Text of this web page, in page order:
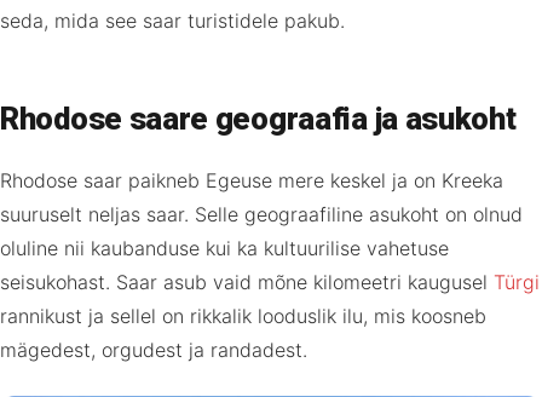
seda, mida see saar turistidele pakub.
Rhodose saare geograafia ja asukoht
Rhodose saar paikneb Egeuse mere keskel ja on Kreeka
suuruselt neljas saar. Selle geograafiline asukoht on olnud
oluline nii kaubanduse kui ka kultuurilise vahetuse
seisukohast. Saar asub vaid mõne kilomeetri kaugusel Türgi
rannikust ja sellel on rikkalik looduslik ilu, mis koosneb
mägedest, orgudest ja randadest.